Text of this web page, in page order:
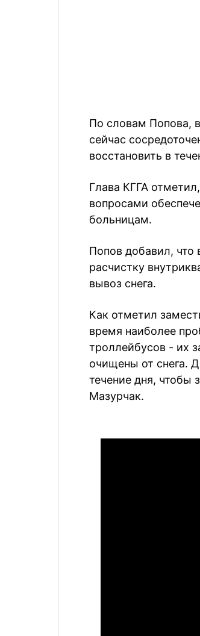
По словам Попова,
сейчас
восстановить в
Глава КГГА
вопросами
больницам.
Попов добавил,
расчистку
вывоз снега.
Как отметил
время наиболее
троллейбусов - их
очищены от снега.
течение дня, чтобы
Мазурчак.